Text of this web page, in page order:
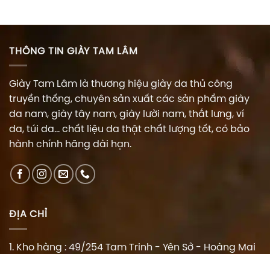
THÔNG TIN GIÀY TAM LÂM
Giày Tam Lâm là thương hiệu giày da thủ công
truyền thống, chuyên sản xuất các sản phẩm giày
da nam, giày tây nam, giày lười nam, thắt lưng, ví
da, túi da... chất liệu da thật chất lượng tốt, có bảo
hành chính hãng dài hạn.
ĐỊA CHỈ
1. Kho hàng : 49/254 Tam Trinh - Yên Sở - Hoàng Mai